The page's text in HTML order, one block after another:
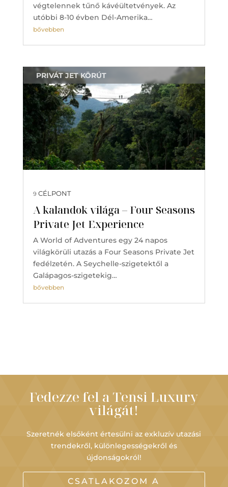
végtelennek tűnő kávéültetvények. Az
utóbbi 8-10 évben Dél-Amerika…
bővebben
A kalandok világa – Four Seasons
Private Jet Experience
9 CÉLPONT
PRIVÁT JET KÖRÚT
A World of Adventures egy 24 napos
világkörüli utazás a Four Seasons Private Jet
fedélzetén. A Seychelle-szigetektől a
Galápagos-szigetekig…
bővebben
Fedezze fel a Tensi Luxury
világát!
Szeretnék elsőként értesülni az exkluzív utazási
trendekről, különlegességekről és
újdonságokról!
CSATLAKOZOM A